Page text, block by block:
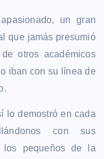
un gran
que jamás presumió
otros académicos
iban con su línea de
lo demostró en cada
con sus
pequeños de la